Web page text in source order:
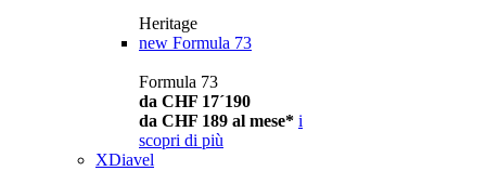
Heritage
new Formula 73
Formula 73
da CHF 17´190
da CHF 189 al mese* i
scopri di più
XDiavel